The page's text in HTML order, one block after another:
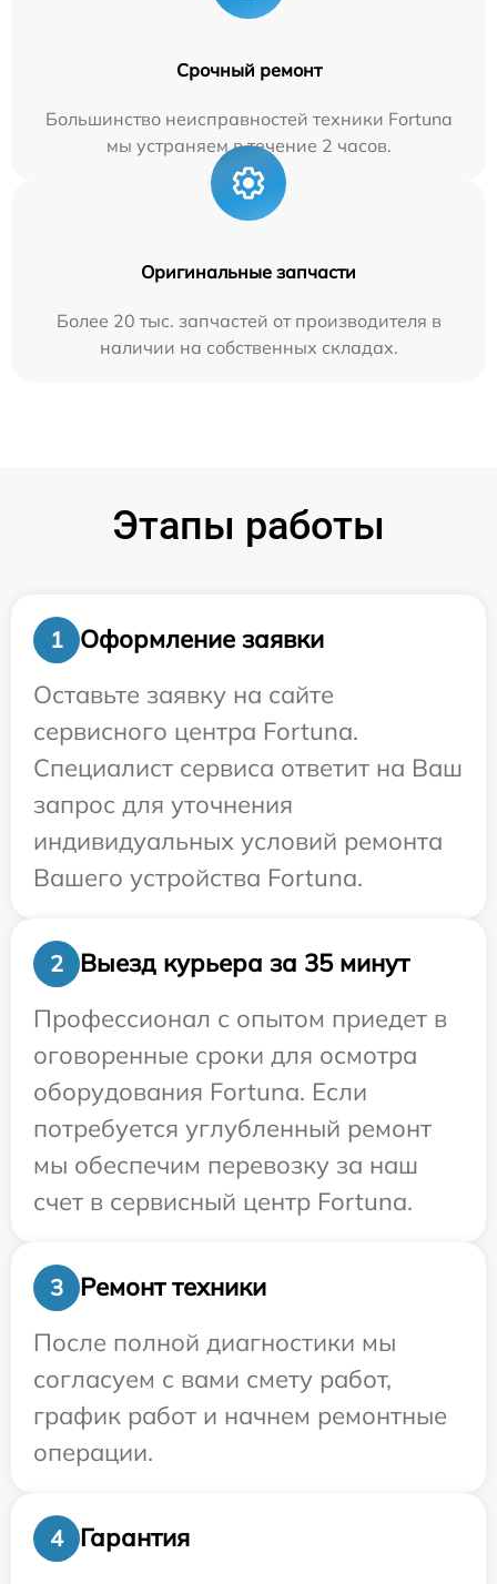
Срочный ремонт
Большинство неисправностей техники Fortuna
мы устраняем в течение 2 часов.
Оригинальные запчасти
Более 20 тыс. запчастей от производителя в
наличии на собственных складах.
Этапы работы
1
Оформление заявки
Оставьте заявку на сайте
сервисного центра Fortuna.
Специалист сервиса ответит на Ваш
запрос для уточнения
индивидуальных условий ремонта
Вашего устройства Fortuna.
2
Выезд курьера за 35 минут
Профессионал с опытом приедет в
оговоренные сроки для осмотра
оборудования Fortuna. Если
потребуется углубленный ремонт
мы обеспечим перевозку за наш
счет в сервисный центр Fortuna.
3
Ремонт техники
После полной диагностики мы
согласуем с вами смету работ,
график работ и начнем ремонтные
операции.
4
Гарантия